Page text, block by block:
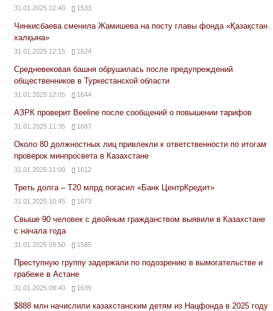
31.01.2025 12:40 1533
Чинкисбаева сменила Жамишева на посту главы фонда «Қазақстан
халқына»
31.01.2025 12:15 1624
Средневековая башня обрушилась после предупреждений
общественников в Туркестанской области
31.01.2025 12:05 1644
АЗРК проверит Beeline после сообщений о повышении тарифов
31.01.2025 11:35 1687
Около 80 должностных лиц привлекли к ответственности по итогам
проверок минпросвета в Казахстане
31.01.2025 11:00 1612
Треть долга – Т20 млрд погасил «Банк ЦентрКредит»
31.01.2025 10:45 1673
Свыше 90 человек с двойным гражданством выявили в Казахстане
с начала года
31.01.2025 09:50 1585
Преступную группу задержали по подозрению в вымогательстве и
грабеже в Астане
31.01.2025 09:40 1639
$888 млн начислили казахстанским детям из Нацфонда в 2025 году